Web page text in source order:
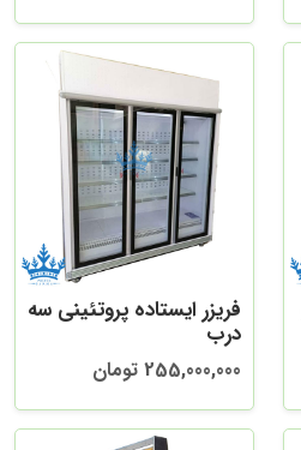
فریزر ایستاده پروتئینی سه
درب
255,000,000 تومان